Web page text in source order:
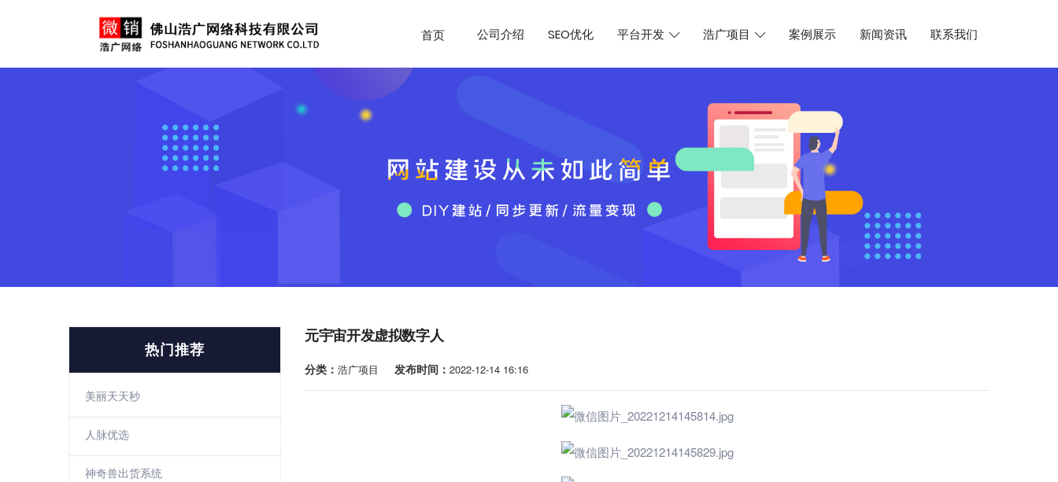
首页 公司介绍 SEO优化 平台开发 浩广项目 案例展示 新闻资讯 联系我们
元宇宙开发虚拟数字人
分类： 浩广项目 发布时间： 2022-12-14 16:16
热门推荐
美丽天天秒
人脉优选
神奇兽出货系统